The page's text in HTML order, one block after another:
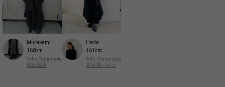
Murakami
160cm
Yohji Yamamoto
梅田阪急
Hada
161cm
Yohji Yamamoto
名古屋パルコ